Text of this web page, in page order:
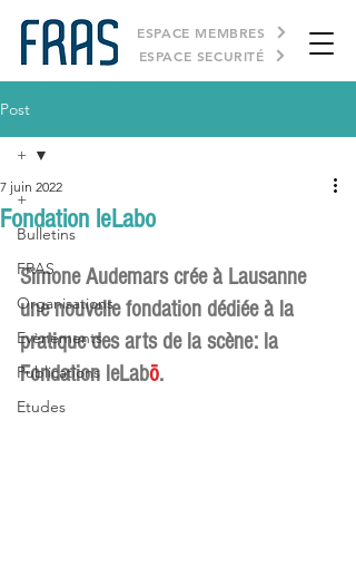
ESPACE SECURITÉ
ESPACE MEMBRES
Post
+
Bulletins
FRAS
Organisations
Evènements
Publications
Etudes
+
Fondation leLabo
7 juin 2022
Simone Audemars crée à Lausanne
une nouvelle fondation dédiée à la
pratique des arts de la scène: la
Fondation leLabō.